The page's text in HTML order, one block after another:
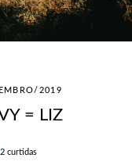
2019
= LIZ
2curtidas